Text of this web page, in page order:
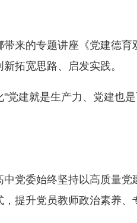
的专题讲座《党建德育
拓宽思路、启发实践。
建就是生产力、党建也是
委始终坚持以高质量党
提升党员教师政治素养、